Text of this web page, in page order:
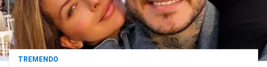
TREMENDO